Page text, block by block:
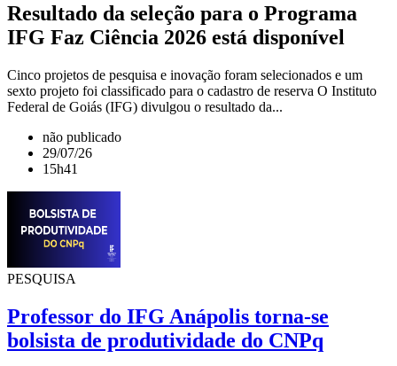
Resultado da seleção para o Programa
IFG Faz Ciência 2026 está disponível
Cinco projetos de pesquisa e inovação foram selecionados e um
sexto projeto foi classificado para o cadastro de reserva O Instituto
Federal de Goiás (IFG) divulgou o resultado da...
não publicado
29/07/26
15h41
PESQUISA
Professor do IFG Anápolis torna-se
bolsista de produtividade do CNPq